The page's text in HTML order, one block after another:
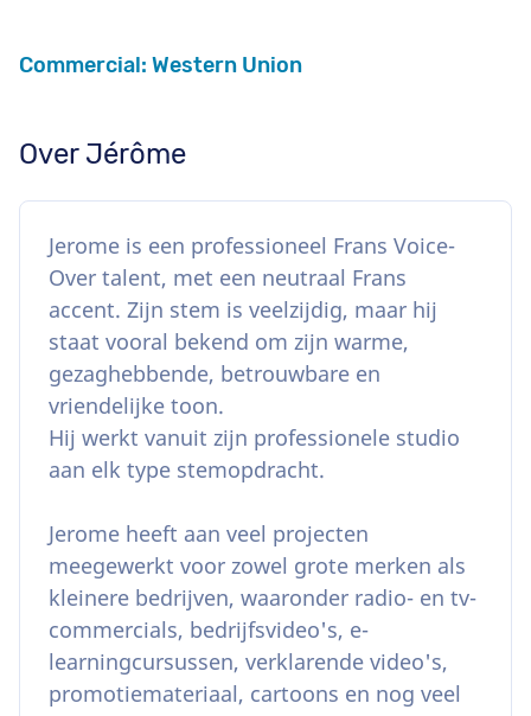
Commercial: Western Union
Over Jérôme
Jerome is een professioneel Frans Voice-
Over talent, met een neutraal Frans
accent. Zijn stem is veelzijdig, maar hij
staat vooral bekend om zijn warme,
gezaghebbende, betrouwbare en
vriendelijke toon.
Hij werkt vanuit zijn professionele studio
aan elk type stemopdracht.
Jerome heeft aan veel projecten
meegewerkt voor zowel grote merken als
kleinere bedrijven, waaronder radio- en tv-
commercials, bedrijfsvideo's, e-
learningcursussen, verklarende video's,
promotiemateriaal, cartoons en nog veel